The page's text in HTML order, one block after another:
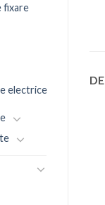
fixare
electrice